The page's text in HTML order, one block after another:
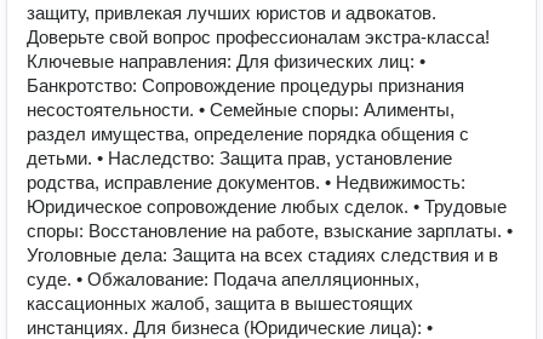
защиту, привлекая лучших юристов и адвокатов.
Доверьте свой вопрос профессионалам экстра-класса!
Ключевые направления: Для физических лиц: •
Банкротство: Сопровождение процедуры признания
несостоятельности. • Семейные споры: Алименты,
раздел имущества, определение порядка общения с
детьми. • Наследство: Защита прав, установление
родства, исправление документов. • Недвижимость:
Юридическое сопровождение любых сделок. • Трудовые
споры: Восстановление на работе, взыскание зарплаты. •
Уголовные дела: Защита на всех стадиях следствия и в
суде. • Обжалование: Подача апелляционных,
кассационных жалоб, защита в вышестоящих
инстанциях. Для бизнеса (Юридические лица): •